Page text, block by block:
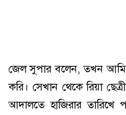
জেল সুপার বলেন, তখন আমি
করি। সেখান থেকে রিয়া
আদালতে হাজিরার তারিখে